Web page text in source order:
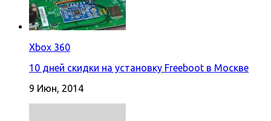
Xbox 360
10 дней скидки на установку Freeboot в Москве
9 Июн, 2014